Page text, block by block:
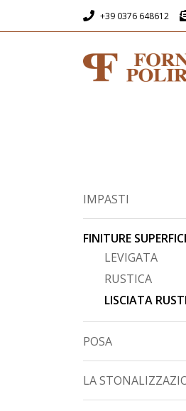
+39 0376 648612
IMPASTI
FINITURE
LEVIGATA
RUSTICA
LISCIATA
POSA
LA